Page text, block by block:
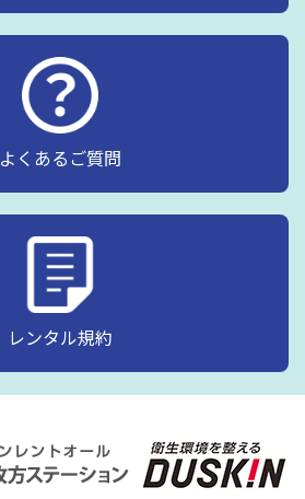
よくあるご質問
レンタル規約